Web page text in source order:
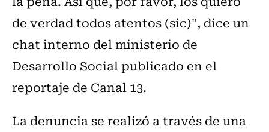
de verdad todos atentos (sic)", dice un
chat interno del ministerio de
Desarrollo Social publicado en el
reportaje de Canal 13.
La denuncia se realizó a través de una